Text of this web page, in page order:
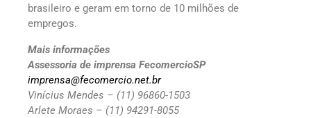
brasileiro e geram em torno de 10 milhões de
empregos.
Mais informações
Assessoria de imprensa FecomercioSP
imprensa@fecomercio.net.br
Vinícius Mendes – (11) 96860-1503
Arlete Moraes – (11) 94291-8055